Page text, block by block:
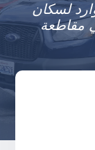
لسكان
مقاطعة